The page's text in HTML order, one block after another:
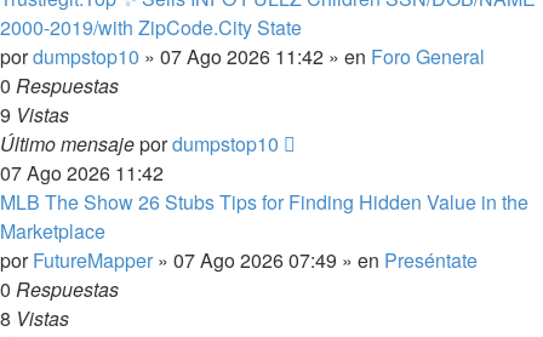
2000-2019/with ZipCode.City State
pordumpstop10 » 07 Ago 2026 11:42 » en Foro General
0 Respuestas
9 Vistas
Último mensajepordumpstop10
07 Ago 2026 11:42
MLB The Show 26 Stubs Tips for Finding Hidden Value in the
Marketplace
porFutureMapper » 07 Ago 2026 07:49 » en Preséntate
0 Respuestas
8 Vistas